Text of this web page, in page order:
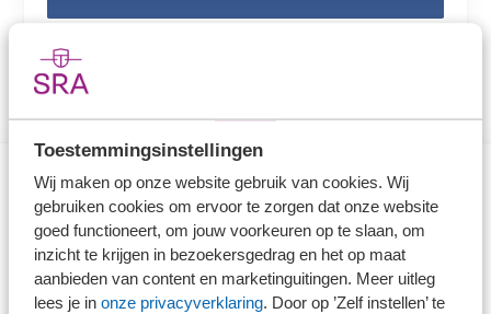
Toestemmingsinstellingen
Wij maken op onze website gebruik van cookies. Wij
gebruiken cookies om ervoor te zorgen dat onze website
goed functioneert, om jouw voorkeuren op te slaan, om
inzicht te krijgen in bezoekersgedrag en het op maat
aanbieden van content en marketinguitingen. Meer uitleg
lees je in onze privacyverklaring. Door op ’Zelf instellen’ te
Direct naar
Stel je vaktechnische vraag
Branche in Zicht